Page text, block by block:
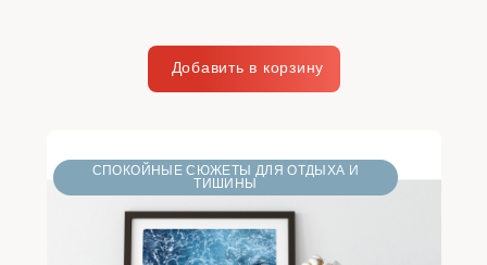
СПОКОЙНЫЕ СЮЖЕТЫ ДЛЯ ОТДЫХА И
ТИШИНЫ